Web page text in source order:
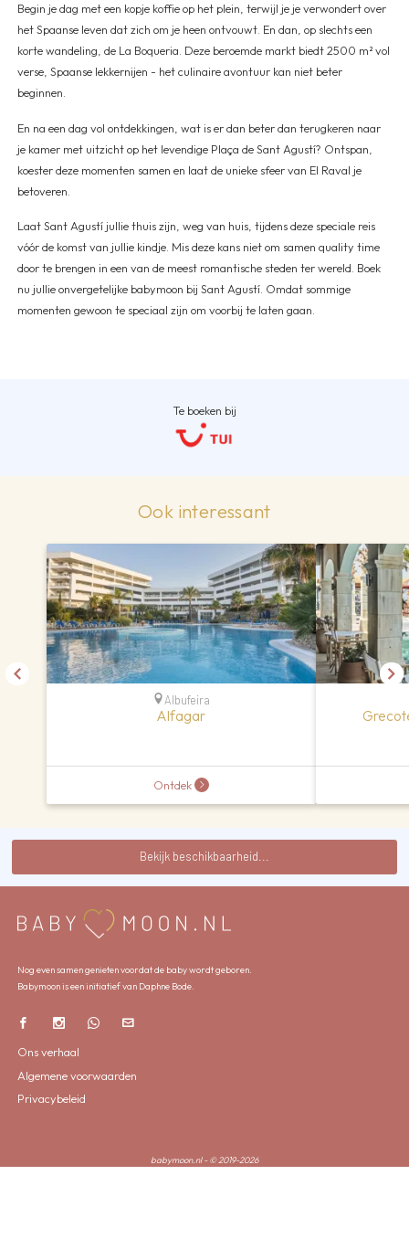
Begin je dag met een kopje koffie op het plein, terwijl je je verwondert over
het Spaanse leven dat zich om je heen ontvouwt. En dan, op slechts een
korte wandeling, de La Boqueria. Deze beroemde markt biedt 2500 m² vol
verse, Spaanse lekkernijen - het culinaire avontuur kan niet beter
beginnen.
En na een dag vol ontdekkingen, wat is er dan beter dan terugkeren naar
je kamer met uitzicht op het levendige Plaça de Sant Agustí? Ontspan,
koester deze momenten samen en laat de unieke sfeer van El Raval je
betoveren.
Laat Sant Agustí jullie thuis zijn, weg van huis, tijdens deze speciale reis
vóór de komst van jullie kindje. Mis deze kans niet om samen quality time
door te brengen in een van de meest romantische steden ter wereld. Boek
nu jullie onvergetelijke babymoon bij Sant Agustí. Omdat sommige
momenten gewoon te speciaal zijn om voorbij te laten gaan.
Te boeken bij
Ook interessant
Albufeira
Alfagar
Ontdek
Bekijk beschikbaarheid...
Nog even samen genieten voordat de baby wordt geboren.
Babymoon is een initiatief van Daphne Bode.
Ons verhaal
Algemene voorwaarden
Privacybeleid
babymoon.nl - © 2019-2026